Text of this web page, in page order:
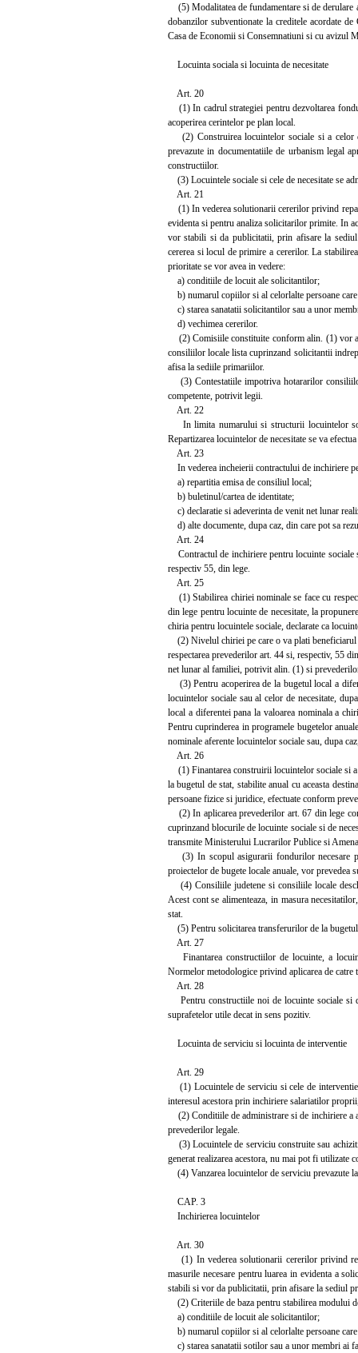
(5) Modalitatea de fundamentare si de derulare
dobanzilor subventionate la creditele acordate
Casa de Economii si Consemnatiuni si cu avizul
Locuinta sociala si locuinta de necesitate
Art. 20
(1) In cadrul strategiei pentru dezvoltarea
acoperirea cerintelor pe plan local.
(2) Construirea locuintelor sociale si a celor
prevazute in documentatiile de urbanism legal
constructiilor.
(3) Locuintele sociale si cele de necesitate se
Art. 21
(1) In vederea solutionarii cererilor privind
evidenta si pentru analiza solicitarilor primite. In
vor stabili si da publicitatii, prin afisare la sediul
cererea si locul de primire a cererilor. La
prioritate se vor avea in vedere:
a) conditiile de locuit ale solicitantilor;
b) numarul copiilor si al celorlalte persoane
c) starea sanatatii solicitantilor sau a unor
d) vechimea cererilor.
(2) Comisiile constituite conform alin. (1) vor
consiliilor locale lista cuprinzand solicitantii
afisa la sediile primariilor.
(3) Contestatiile impotriva hotararilor
competente, potrivit legii.
Art. 22
In limita numarului si structurii locuintelor
Repartizarea locuintelor de necesitate se va
Art. 23
In vederea incheierii contractului de inchiriere
a) repartitia emisa de consiliul local;
b) buletinul/cartea de identitate;
c) declaratie si adeverinta de venit net lunar
d) alte documente, dupa caz, din care pot sa
Art. 24
Contractul de inchiriere pentru locuinte sociale
respectiv 55, din lege.
Art. 25
(1) Stabilirea chiriei nominale se face cu
din lege pentru locuinte de necesitate, la
chiria pentru locuintele sociale, declarate ca
(2) Nivelul chiriei pe care o va plati beneficiarul
respectarea prevederilor art. 44 si, respectiv, 55
net lunar al familiei, potrivit alin. (1) si
(3) Pentru acoperirea de la bugetul local a
locuintelor sociale sau al celor de necesitate,
local a diferentei pana la valoarea nominala a
Pentru cuprinderea in programele bugetelor
nominale aferente locuintelor sociale sau, dupa
Art. 26
(1) Finantarea construirii locuintelor sociale si a
la bugetul de stat, stabilite anual cu aceasta
persoane fizice si juridice, efectuate conform
(2) In aplicarea prevederilor art. 67 din lege
cuprinzand blocurile de locuinte sociale si de
transmite Ministerului Lucrarilor Publice si
(3) In scopul asigurarii fondurilor necesare
proiectelor de bugete locale anuale, vor prevedea
(4) Consiliile judetene si consiliile locale
Acest cont se alimenteaza, in masura
stat.
(5) Pentru solicitarea transferurilor de la
Art. 27
Finantarea constructiilor de locuinte, a
Normelor metodologice privind aplicarea de
Art. 28
Pentru constructiile noi de locuinte sociale si
suprafetelor utile decat in sens pozitiv.
Locuinta de serviciu si locuinta de interventie
Art. 29
(1) Locuintele de serviciu si cele de
interesul acestora prin inchiriere salariatilor
(2) Conditiile de administrare si de inchiriere a
prevederilor legale.
(3) Locuintele de serviciu construite sau
generat realizarea acestora, nu mai pot fi utilizate
(4) Vanzarea locuintelor de serviciu prevazute
CAP. 3
Inchirierea locuintelor
Art. 30
(1) In vederea solutionarii cererilor privind
masurile necesare pentru luarea in evidenta a
stabili si vor da publicitatii, prin afisare la sediul
(2) Criteriile de baza pentru stabilirea modului
a) conditiile de locuit ale solicitantilor;
b) numarul copiilor si al celorlalte persoane
c) starea sanatatii sotilor sau a unor membri ai